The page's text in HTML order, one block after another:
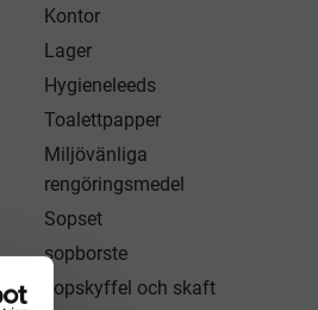
Kontor
Lager
Hygieneleeds
Toalettpapper
Miljövänliga
rengöringsmedel
Sopset
sopborste
sopskyffel och skaft